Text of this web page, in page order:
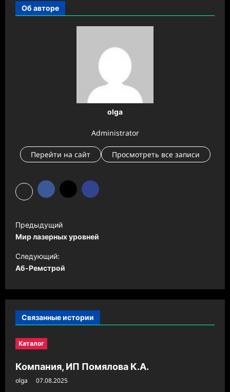
Об авторе
olga
Administrator
Перейти на сайт Просмотреть все записи
а
в
и
а
ц
я
з
а
Предыдущий
Мир лазерных уровней
Следующий:
Аб-Ремстрой
Связанные истории
Каталог
Компания, ИП Помялова К.А.
olga 07.08.2025